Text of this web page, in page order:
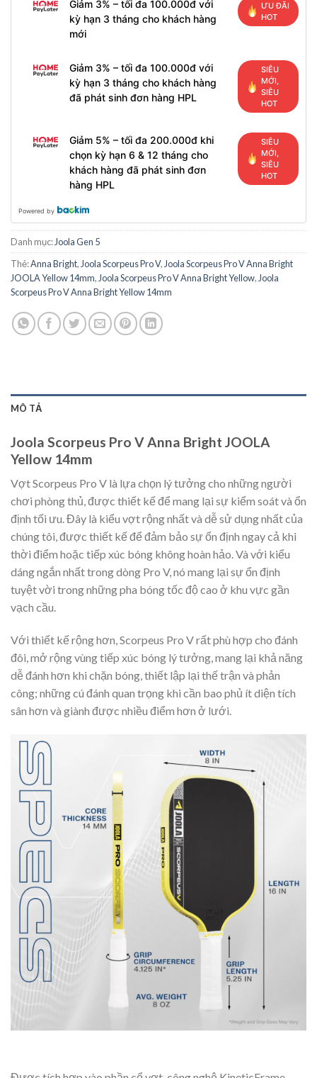
Giảm 3% – tối đa 100.000đ với
kỳ hạn 3 tháng cho khách hàng
mới
ƯU ĐÃI
HOT
Giảm 3% – tối đa 100.000đ với
kỳ hạn 3 tháng cho khách hàng
đã phát sinh đơn hàng HPL
SIÊU
MỚI,
SIÊU
HOT
Giảm 5% – tối đa 200.000đ khi
chọn kỳ hạn 6 & 12 tháng cho
khách hàng đã phát sinh đơn
hàng HPL
SIÊU
MỚI,
SIÊU
HOT
Powered by
Danh mục: Joola Gen 5
Thẻ:Anna Bright, Joola Scorpeus Pro V, Joola Scorpeus Pro V Anna Bright
JOOLA Yellow 14mm, Joola Scorpeus Pro V Anna Bright Yellow, Joola
Scorpeus Pro V Anna Bright Yellow 14mm
MÔ TẢ
Joola Scorpeus Pro V Anna Bright JOOLA
Yellow 14mm
Vợt Scorpeus Pro V là lựa chọn lý tưởng cho những người
chơi phòng thủ, được thiết kế để mang lại sự kiểm soát và ổn
định tối ưu. Đây là kiểu vợt rộng nhất và dễ sử dụng nhất của
chúng tôi, được thiết kế để đảm bảo sự ổn định ngay cả khi
thời điểm hoặc tiếp xúc bóng không hoàn hảo. Và với kiểu
dáng ngắn nhất trong dòng Pro V, nó mang lại sự ổn định
tuyệt vời trong những pha bóng tốc độ cao ở khu vực gần
vạch cầu.
Với thiết kế rộng hơn, Scorpeus Pro V rất phù hợp cho đánh
đôi, mở rộng vùng tiếp xúc bóng lý tưởng, mang lại khả năng
dễ đánh hơn khi chặn bóng, thiết lập lại thế trận và phản
công; những cú đánh quan trọng khi cần bao phủ ít diện tích
sân hơn và giành được nhiều điểm hơn ở lưới.